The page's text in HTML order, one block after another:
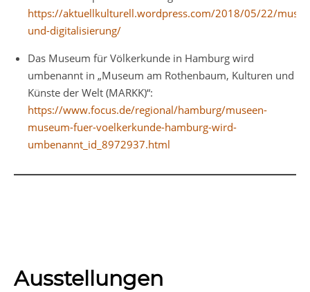
https://aktuellkulturell.wordpress.com/2018/05/22/
und-digitalisierung/
Das Museum für Völkerkunde in Hamburg wird
umbenannt in „Museum am Rothenbaum, Kulturen und
Künste der Welt (MARKK)“:
https://www.focus.de/regional/hamburg/museen-
museum-fuer-voelkerkunde-hamburg-wird-
umbenannt_id_8972937.html
Ausstellungen